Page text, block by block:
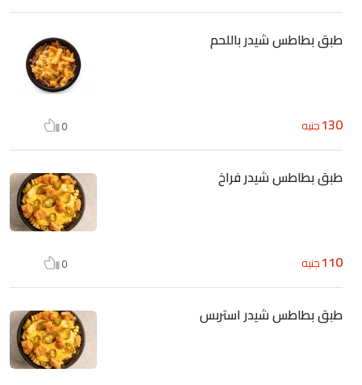
طبق بطاطس شيدر باللحم
130جنيه 0
طبق بطاطس شيدر فراخ
110جنيه 0
طبق بطاطس شيدر استربس